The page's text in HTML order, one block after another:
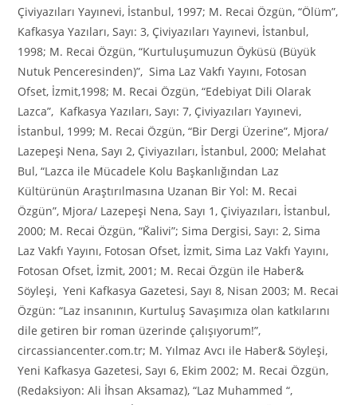
Çiviyazıları Yayınevi, İstanbul, 1997; M. Recai Özgün, “Ölüm”,
Kafkasya Yazıları, Sayı: 3, Çiviyazıları Yayınevi, İstanbul,
1998; M. Recai Özgün, “Kurtuluşumuzun Öyküsü (Büyük
Nutuk Penceresinden)”, Sima Laz Vakfı Yayını, Fotosan
Ofset, İzmit,1998; M. Recai Özgün, “Edebiyat Dili Olarak
Lazca”, Kafkasya Yazıları, Sayı: 7, Çiviyazıları Yayınevi,
İstanbul, 1999; M. Recai Özgün, “Bir Dergi Üzerine”, Mjora/
Lazepeşi Nena, Sayı 2, Çiviyazıları, İstanbul, 2000; Melahat
Bul, “Lazca ile Mücadele Kolu Başkanlığından Laz
Kültürünün Araştırılmasına Uzanan Bir Yol: M. Recai
Özgün”, Mjora/ Lazepeşi Nena, Sayı 1, Çiviyazıları, İstanbul,
2000; M. Recai Özgün, “K̆alivi”; Sima Dergisi, Sayı: 2, Sima
Laz Vakfı Yayını, Fotosan Ofset, İzmit, Sima Laz Vakfı Yayını,
Fotosan Ofset, İzmit, 2001; M. Recai Özgün ile Haber&
Söyleşi, Yeni Kafkasya Gazetesi, Sayı 8, Nisan 2003; M. Recai
Özgün: “Laz insanının, Kurtuluş Savaşımıza olan katkılarını
dile getiren bir roman üzerinde çalışıyorum!”,
circassiancenter.com.tr; M. Yılmaz Avcı ile Haber& Söyleşi,
Yeni Kafkasya Gazetesi, Sayı 6, Ekim 2002; M. Recai Özgün,
(Redaksiyon: Ali İhsan Aksamaz), “Laz Muhammed “,